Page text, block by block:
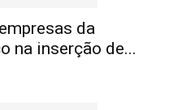
da
na inserção de...